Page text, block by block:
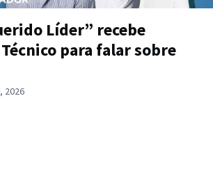
Líder” recebe
para falar sobre
2026